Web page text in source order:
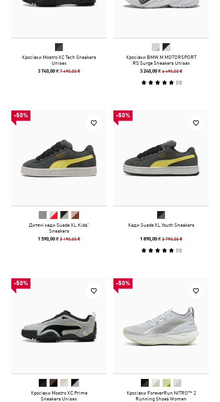
Кросівки Mostro XC Tech Sneakers
Unisex
3 740,00 ₴7 490,00 ₴
Кросівки BMW M MOTORSPORT
RS Surge Sneakers Unisex
3 240,00 ₴6 490,00 ₴
(1)
-50%
Дитячі кеди Suede XL Kids'
Sneakers
1 590,00 ₴3 190,00 ₴
-50%
Кеди Suede XL Youth Sneakers
1 890,00 ₴3 790,00 ₴
(1)
-50%
Кросівки Mostro XC Prime
Sneakers Unisex
-50%
Кросівки ForeverRun NITRO™ 2
Running Shoes Women